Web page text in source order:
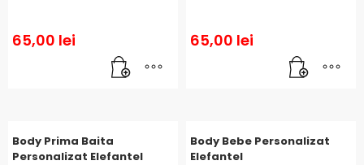
65,00 lei 65,00 lei
Body Prima Baita
Personalizat Elefantel
Body Bebe Personalizat
Elefantel